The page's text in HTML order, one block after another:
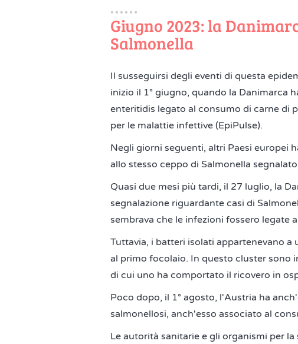
Giugno 2023: la
Salmonella
Il susseguirsi degli eventi di questa
inizio il 1° giugno, quando la Danimarca
enteritidis legato al consumo di carne di
per le malattie infettive (EpiPulse).
Negli giorni seguenti, altri Paesi europei
allo stesso ceppo di Salmonella
Quasi due mesi più tardi, il 27 luglio, la
segnalazione riguardante casi di
sembrava che le infezioni fossero legate
Tuttavia, i batteri isolati appartenevano
al primo focolaio. In questo cluster sono
di cui uno ha comportato il ricovero in
Poco dopo, il 1° agosto, l'Austria ha
salmonellosi, anch'esso associato al
Le autorità sanitarie e gli organismi per